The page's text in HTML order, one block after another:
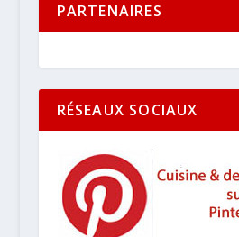
PARTENAIRES
RÉSEAUX SOCIAUX